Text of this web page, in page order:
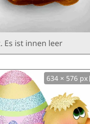
Es ist innen leer
634 × 576 px